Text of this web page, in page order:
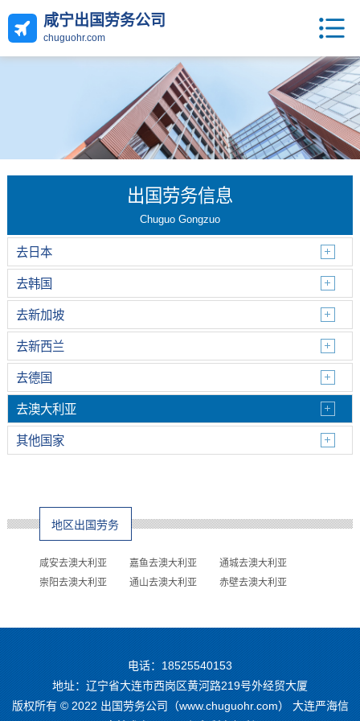
咸宁出国劳务公司
chuguohr.com
出国劳务信息
Chuguo Gongzuo
去日本
去韩国
去新加坡
去新西兰
去德国
去澳大利亚
其他国家
地区出国劳务
咸安去澳大利亚 嘉鱼去澳大利亚
通城去澳大利亚
崇阳去澳大利亚
通山去澳大利亚 赤壁去澳大利亚
电话：18525540153
地址：辽宁省大连市西岗区黄河路219号外经贸大厦
版权所有 © 2022 出国劳务公司（www.chuguohr.com） 大连严海信